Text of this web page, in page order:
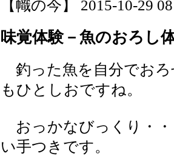
【幟の今】 2015-10-29
味覚体験－魚のおろし
釣った魚を自分でお
もひとしおですね。
おっかなびっくり・
い手つきです。